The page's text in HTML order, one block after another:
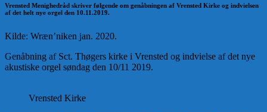
Vrensted Menighedråd skriver følgende om genåbningen af Vrensted Kirke og indvielsen
af det helt nye orgel den 10.11.2019.
Kilde: Wræn’niken jan. 2020.
Genåbning af Sct. Thøgers kirke i Vrensted og indvielse af det nye
akustiske orgel søndag den 10/11 2019.
Vrensted Kirke